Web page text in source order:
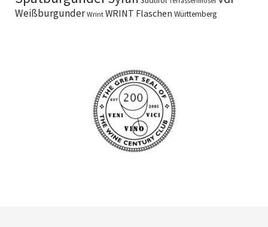
Weißburgunder Wrint WRINT Flaschen Württemberg